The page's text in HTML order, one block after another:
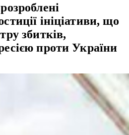
ініціативи, що
збитків,
проти України